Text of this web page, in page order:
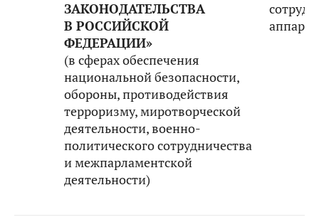
ЗАКОНОДАТЕЛЬСТВА
В РОССИЙСКОЙ
ФЕДЕРАЦИИ»
(в сферах обеспечения
национальной безопасности,
обороны, противодействия
терроризму, миротворческой
деятельности, военно-
политического сотрудничества
и межпарламентской
деятельности)